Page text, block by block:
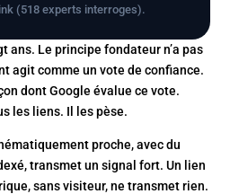
(518 experts interroges).
ans. Le principe fondateur n’a pas
agit comme un vote de confiance.
dont Google évalue ce vote.
les liens. Il les pèse.
proche, avec du
transmet un signal fort. Un lien
sans visiteur, ne transmet rien.